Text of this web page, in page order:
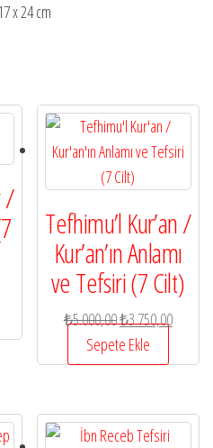
17 x 24 cm
/
₺3.675,00.
Tefhimu’l Kur’an /
Kur’an’ın Anlamı
ve Tefsiri (7 Cilt)
₺5.000,00Orijinal
fiyat:
₺5.000,00.
₺3.750,00Şu
fiyat:
Sepete Ekle